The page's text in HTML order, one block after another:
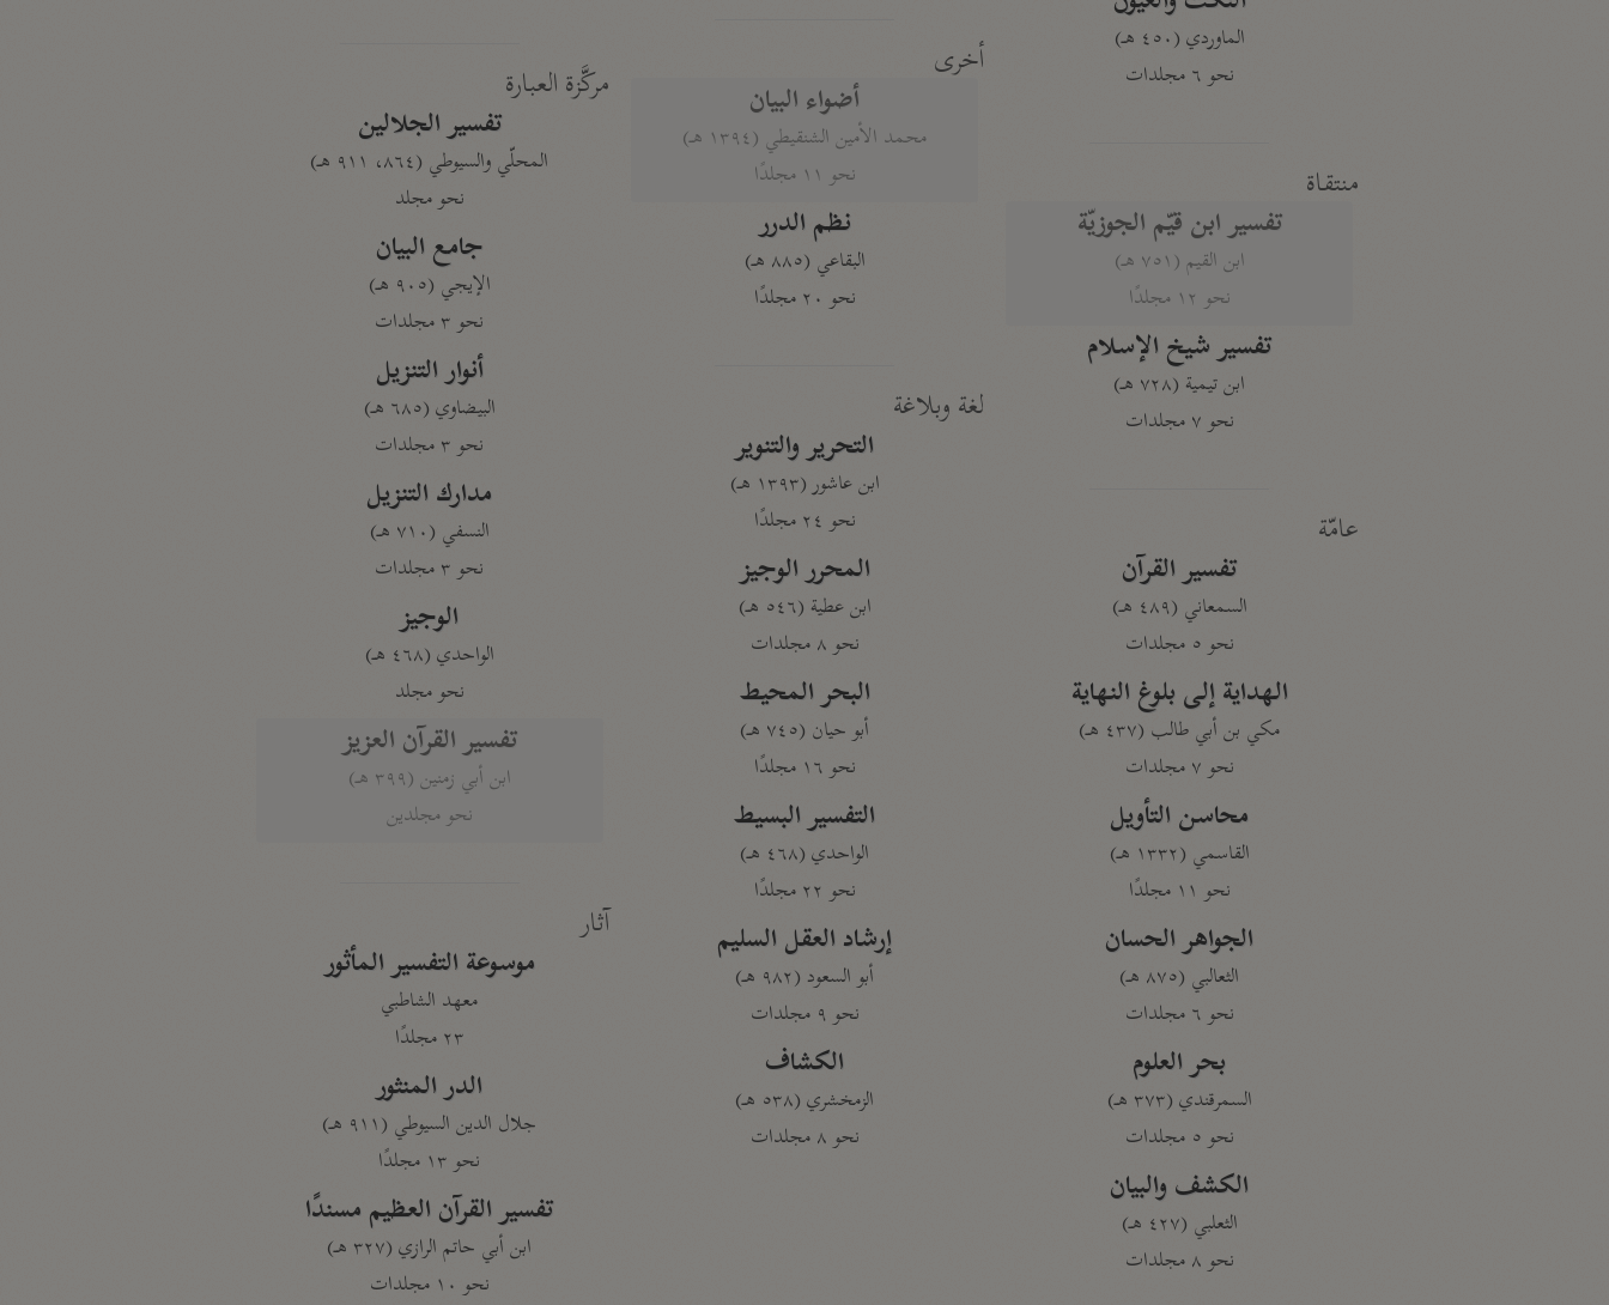
الماوردي (٤٥٠ هـ)
نحو ٦ مجلدات
منتقاة
تفسير ابن قيّم الجوزيّة
ابن القيم (٧٥١ هـ)
نحو ١٢ مجلدًا
تفسير شيخ الإسلام
ابن تيمية (٧٢٨ هـ)
نحو ٧ مجلدات
عامّة
تفسير القرآن
السمعاني (٤٨٩ هـ)
نحو ٥ مجلدات
الهداية إلى بلوغ النهاية
مكي بن أبي طالب (٤٣٧ هـ)
نحو ٧ مجلدات
محاسن التأويل
القاسمي (١٣٣٢ هـ)
نحو ١١ مجلدًا
الجواهر الحسان
الثعالبي (٨٧٥ هـ)
نحو ٦ مجلدات
بحر العلوم
السمرقندي (٣٧٣ هـ)
نحو ٥ مجلدات
الكشف والبيان
الثعلبي (٤٢٧ هـ)
نحو ٨ مجلدات
أخرى
أضواء البيان
محمد الأمين الشنقيطي (١٣٩٤ هـ)
نحو ١١ مجلدًا
نظم الدرر
البقاعي (٨٨٥ هـ)
نحو ٢٠ مجلدًا
لغة وبلاغة
التحرير والتنوير
ابن عاشور (١٣٩٣ هـ)
نحو ٢٤ مجلدًا
المحرر الوجيز
ابن عطية (٥٤٦ هـ)
نحو ٨ مجلدات
البحر المحيط
أبو حيان (٧٤٥ هـ)
نحو ١٦ مجلدًا
التفسير البسيط
الواحدي (٤٦٨ هـ)
نحو ٢٢ مجلدًا
إرشاد العقل السليم
أبو السعود (٩٨٢ هـ)
نحو ٩ مجلدات
الكشاف
الزمخشري (٥٣٨ هـ)
نحو ٨ مجلدات
مركَّزة العبارة
تفسير الجلالين
المحلّي والسيوطي (٨٦٤، ٩١١ هـ)
نحو مجلد
جامع البيان
الإيجي (٩٠٥ هـ)
نحو ٣ مجلدات
أنوار التنزيل
البيضاوي (٦٨٥ هـ)
نحو ٣ مجلدات
مدارك التنزيل
النسفي (٧١٠ هـ)
نحو ٣ مجلدات
الوجيز
الواحدي (٤٦٨ هـ)
نحو مجلد
تفسير القرآن العزيز
ابن أبي زمنين (٣٩٩ هـ)
نحو مجلدين
آثار
موسوعة التفسير المأثور
معهد الشاطبي
٢٣ مجلدًا
الدر المنثور
جلال الدين السيوطي (٩١١ هـ)
نحو ١٣ مجلدًا
تفسير القرآن العظيم مسندًا
ابن أبي حاتم الرازي (٣٢٧ هـ)
نحو ١٠ مجلدات